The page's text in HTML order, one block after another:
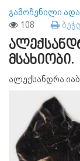
გამოჩენილი
108
მსახიობი.
ალექსანდრა